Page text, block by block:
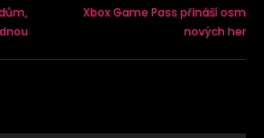
Xbox Game Pass přináší osm
nových her